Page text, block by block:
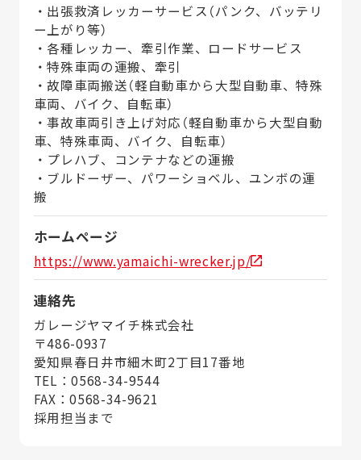
・出張救済レッカーサービス（パンク、バッテリ
ー上がり等）
・各種レッカー、牽引作業、ロードサービス
・特殊車両の運搬、牽引
・故障車両搬送（軽自動車から大型自動車、特殊
車両、バイク、自転車）
・事故車両引き上げ対応（軽自動車から大型自動
車、特殊車両、バイク、自転車）
・プレハブ、コンテナなどの運搬
・ブルドーザー、パワーショベル、ユンボの運
搬
ホームページ
https://www.yamaichi-wrecker.jp/
連絡先
ガレージヤマイチ株式会社
〒486-0937
愛知県春日井市細木町2丁目17番地
TEL：0568-34-9544
FAX：0568-34-9621
採用担当まで